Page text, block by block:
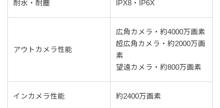
耐水・耐塵 IPX8・IP6X
アウトカメラ性能
広角カメラ・約4000万画素
超広角カメラ・約2000万画
素
望遠カメラ・約800万画素
インカメラ性能 約2400万画素